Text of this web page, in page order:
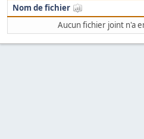
Nom de fichier
Aucun fichier joint n'a